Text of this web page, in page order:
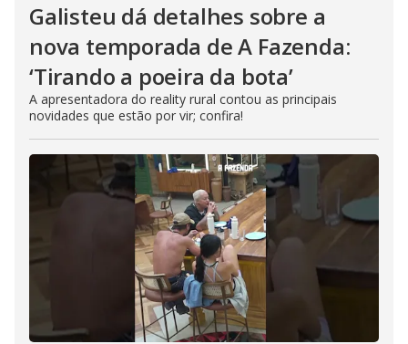
Galisteu dá detalhes sobre a
nova temporada de A Fazenda:
‘Tirando a poeira da bota’
A apresentadora do reality rural contou as principais
novidades que estão por vir; confira!